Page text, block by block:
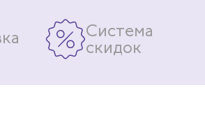
Система
скидок